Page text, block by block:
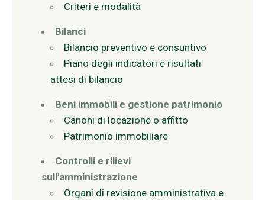
Criteri e modalità
Bilanci
Bilancio preventivo e consuntivo
Piano degli indicatori e risultati
attesi di bilancio
Beni immobili e gestione patrimonio
Canoni di locazione o affitto
Patrimonio immobiliare
Controlli e rilievi
sull'amministrazione
Organi di revisione amministrativa e